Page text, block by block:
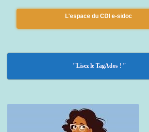
L'espace du CDI e-sidoc
"Lisez le TagAdos ! "